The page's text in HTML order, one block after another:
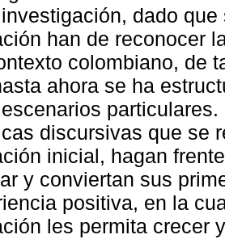
dado
han de reconocer
colombiano, de
ahora se ha
discursivas que se
inicial, hagan
y conviertan sus
positiva, en la
les permita crecer